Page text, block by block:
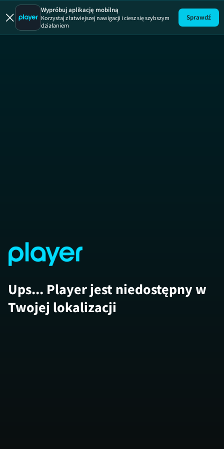
Wypróbuj aplikację mobilną
Korzystaj z łatwiejszej nawigacji i ciesz się szybszym
działaniem
Sprawdź
Ups... Player jest niedostępny w
Twojej lokalizacji